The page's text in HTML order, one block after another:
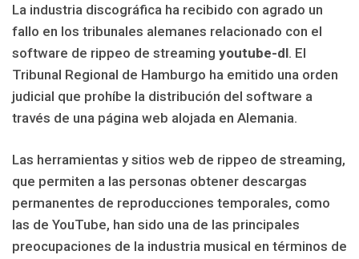
La industria discográfica ha recibido con agrado un
fallo en los tribunales alemanes relacionado con el
software de rippeo de streaming youtube-dl. El
Tribunal Regional de Hamburgo ha emitido una orden
judicial que prohíbe la distribución del software a
través de una página web alojada en Alemania.
Las herramientas y sitios web de rippeo de streaming,
que permiten a las personas obtener descargas
permanentes de reproducciones temporales, como
las de YouTube, han sido una de las principales
preocupaciones de la industria musical en términos de